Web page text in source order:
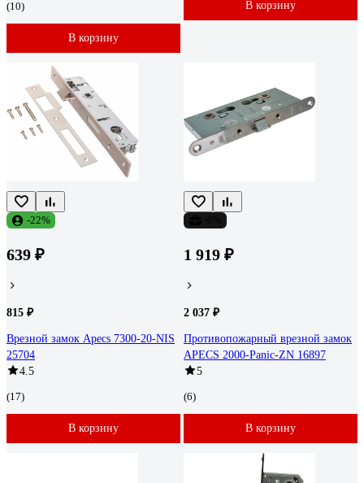
(10)
В корзину
В корзину
-22%
639 ₽
815 ₽
Врезной замок Apecs 7300-20-NIS
25704
4.5
(17)
В корзину
1 919 ₽
2 037 ₽
Противопожарный врезной замок
APECS 2000-Panic-ZN 16897
5
(6)
В корзину